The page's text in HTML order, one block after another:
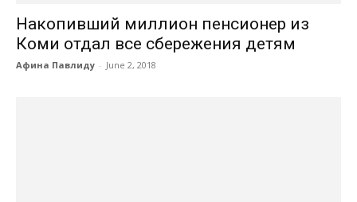
Накопивший миллион пенсионер из
Коми отдал все сбережения детям
Афина Павлиду - June 2, 2018